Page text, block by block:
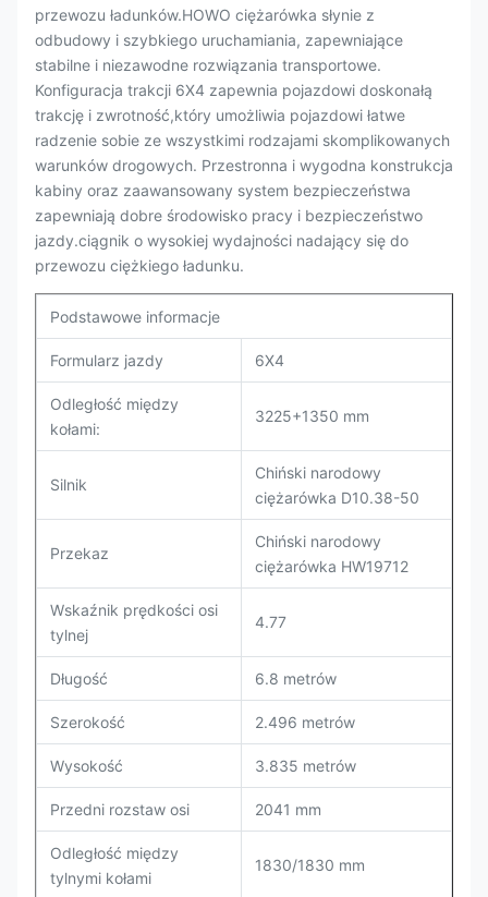
przewozu ładunków.HOWO ciężarówka słynie z
odbudowy i szybkiego uruchamiania, zapewniające
stabilne i niezawodne rozwiązania transportowe.
Konfiguracja trakcji 6X4 zapewnia pojazdowi doskonałą
trakcję i zwrotność,który umożliwia pojazdowi łatwe
radzenie sobie ze wszystkimi rodzajami skomplikowanych
warunków drogowych. Przestronna i wygodna konstrukcja
kabiny oraz zaawansowany system bezpieczeństwa
zapewniają dobre środowisko pracy i bezpieczeństwo
jazdy.ciągnik o wysokiej wydajności nadający się do
przewozu ciężkiego ładunku.
Podstawowe informacje
Formularz jazdy 6X4
Odległość między
kołami:
3225+1350 mm
Silnik
Chiński narodowy
ciężarówka D10.38-50
Przekaz
Chiński narodowy
ciężarówka HW19712
Wskaźnik prędkości osi
tylnej
4.77
Długość 6.8 metrów
Szerokość 2.496 metrów
Wysokość 3.835 metrów
Przedni rozstaw osi 2041 mm
Odległość między
tylnymi kołami
1830/1830 mm